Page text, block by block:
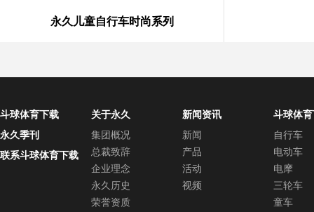
永久儿童自行车时尚系列
斗球体育下载
永久季刊
联系斗球体育下载
关于永久
集团概况
总裁致辞
企业理念
永久历史
荣誉资质
新闻资讯
新闻
产品
活动
视频
斗球体
中心
自行车
电动车
电摩
三轮车
童车